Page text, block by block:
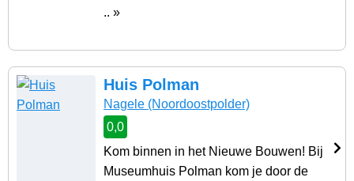
.. »
Huis Polman
Nagele (Noordoostpolder)
0,0
Kom binnen in het Nieuwe Bouwen! Bij
Museumhuis Polman kom je door de